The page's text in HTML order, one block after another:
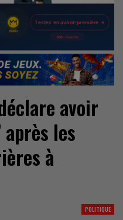
avoir
après les
à
POLITIQUE